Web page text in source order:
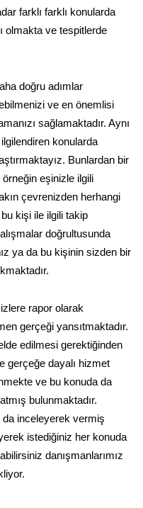
farklı farklı konularda
olmakta ve tespitlerde
doğru adımlar
ve en önemlisi
sağlamaktadır. Aynı
ilgilendiren konularda
Bunlardan bir
eşinizle ilgili
çevrenizden herhangi
kişi ile ilgili takip
doğrultusunda
ya da bu kişinin sizden bir
rapor olarak
gerçeği yansıtmaktadır.
edilmesi gerektiğinden
gerçeğe dayalı hizmet
ve bu konuda da
bulunmaktadır.
da inceleyerek vermiş
istediğiniz her konuda
danışmanlarımız